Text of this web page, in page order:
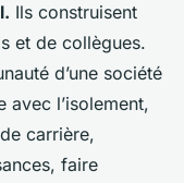
Ils construisent
et de collègues.
d’une société
l’isolement,
carrière,
faire